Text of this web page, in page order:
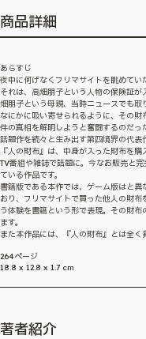
商品詳細
あらすじ
夜中に何げなくフリマサイトを眺めてい
それは、高畑朋子という人物の保険証
畑朋子という母親、当時ニュースでも取
なにかに吸い寄せられるように、その
件の真相を解明しようと奮闘するのだっ
話題作を続々と生み出す第四境界の代表
『人の財布』は、中身が入った財布を
TV番組や雑誌で話題に。今なお販売と
ている作品です。
書籍版である本作では、ゲーム版はと
おり、フリマサイトで買った他人の財
う体験を書籍という形で表現。その財
ます。
また本作品には、『人の財布』とは全
264ページ
18.8 x 12.8 x 1.7 cm
著者紹介